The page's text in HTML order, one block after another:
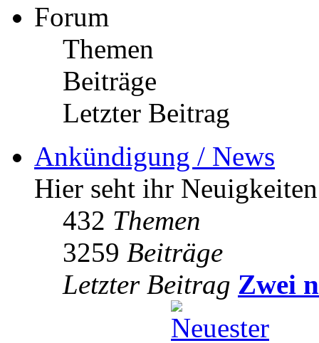
Forum
Themen
Beiträge
Letzter Beitrag
Ankündigung / News
Hier seht ihr
432 Themen
3259 Beiträge
Letzter Beitrag Zwei